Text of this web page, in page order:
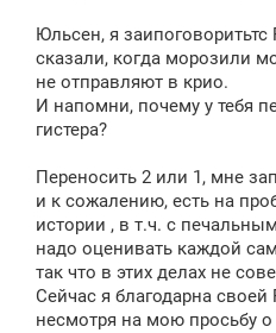
Юльсен, я
сказали, когда морозили
не отправляют в крио.
И напомни, почему у тебя
гистера?
Переносить 2 или 1, мне
и к сожалению, есть на
истории , в т.ч. с
надо оценивать каждой
так что в этих делах не
Сейчас я благодарна своей
несмотря на мою просьбу о